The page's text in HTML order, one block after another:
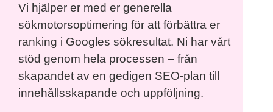
Vi hjälper er med er generella
sökmotorsoptimering för att förbättra er
ranking i Googles sökresultat. Ni har vårt
stöd genom hela processen – från
skapandet av en gedigen SEO-plan till
innehållsskapande och uppföljning.